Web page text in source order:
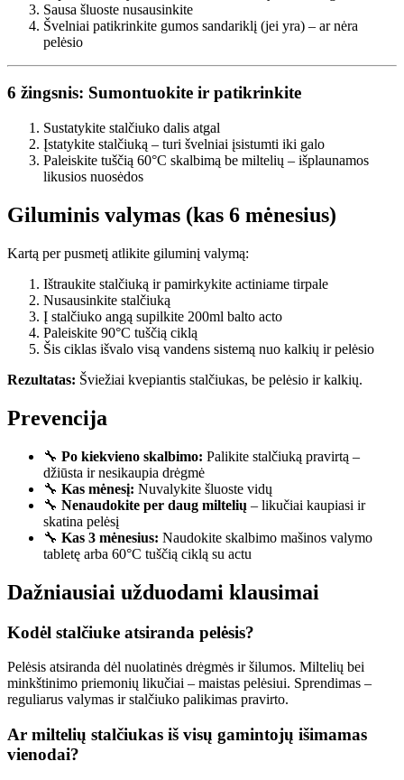
Sausa šluoste nusausinkite
Švelniai patikrinkite gumos sandariklį (jei yra) – ar nėra
pelėsio
6 žingsnis: Sumontuokite ir patikrinkite
Sustatykite stalčiuko dalis atgal
Įstatykite stalčiuką – turi švelniai įsistumti iki galo
Paleiskite tuščią 60°C skalbimą be miltelių – išplaunamos
likusios nuosėdos
Giluminis valymas (kas 6 mėnesius)
Kartą per pusmetį atlikite giluminį valymą:
Ištraukite stalčiuką ir pamirkykite actiniame tirpale
Nusausinkite stalčiuką
Į stalčiuko angą supilkite 200ml balto acto
Paleiskite 90°C tuščią ciklą
Šis ciklas išvalo visą vandens sistemą nuo kalkių ir pelėsio
Rezultatas: Šviežiai kvepiantis stalčiukas, be pelėsio ir kalkių.
Prevencija
🔧 Po kiekvieno skalbimo: Palikite stalčiuką pravirtą –
džiūsta ir nesikaupia drėgmė
🔧 Kas mėnesį: Nuvalykite šluoste vidų
🔧 Nenaudokite per daug miltelių – likučiai kaupiasi ir
skatina pelėsį
🔧 Kas 3 mėnesius: Naudokite skalbimo mašinos valymo
tabletę arba 60°C tuščią ciklą su actu
Dažniausiai užduodami klausimai
Kodėl stalčiuke atsiranda pelėsis?
Pelėsis atsiranda dėl nuolatinės drėgmės ir šilumos. Miltelių bei
minkštinimo priemonių likučiai – maistas pelėsiui. Sprendimas –
reguliarus valymas ir stalčiuko palikimas pravirto.
Ar miltelių stalčiukas iš visų gamintojų išimamas
vienodai?